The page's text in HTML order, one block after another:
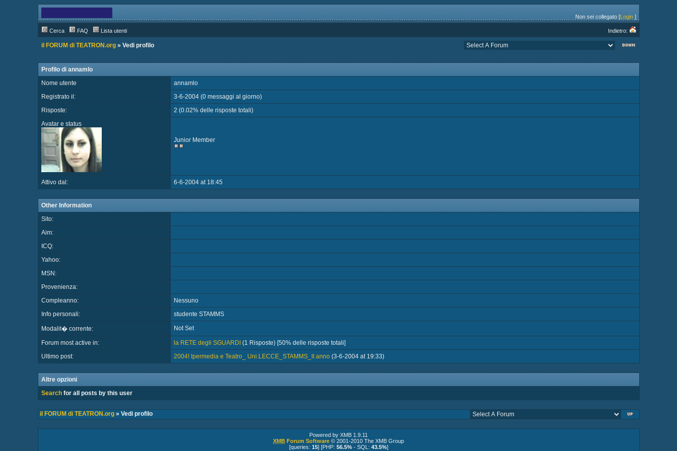
Non sei collegato [Login]
Cerca FAQ Lista utenti Indietro:
il FORUM di TEATRON.org» Vedi profilo
Profilo di annamlo
Nome utente
annamlo
Registrato il:
3-6-2004 (0 messaggi al giorno)
Risposte:
2 (0.02% delle risposte totali)
Avatar e status
Junior Member
Attivo dal: 6-6-2004 at 18:45
Other Information
Sito:
Aim:
ICQ:
Yahoo:
MSN:
Provenienza:
Compleanno:
Nessuno
Info personali:
studente STAMMS
Modalit� corrente: Not Set
Forum most active in: la RETE degli SGUARDI (1 Risposte) [50% delle risposte totali]
Ultimo post:
2004! Ipermedia e Teatro_ Uni.LECCE_STAMMS_II anno(3-6-2004 at 19:33)
Altre opzioni
Searchfor all posts by this user
il FORUM di TEATRON.org» Vedi profilo
Powered by XMB 1.9.11
XMB Forum Software © 2001-2010 The XMB Group
[queries: 15] [PHP: 56.5%- SQL: 43.5%]